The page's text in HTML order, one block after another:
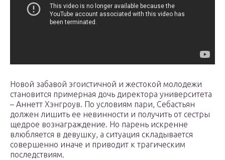
Новой забавой эгоистичной и жестокой молодежи
становится примерная дочь директора университета
– Аннетт Хэнгроув. По условиям пари, Себастьян
должен лишить ее невинности и получить от сестры
щедрое вознаграждение. Но парень искренне
влюбляется в девушку, а ситуация складывается
совершенно иначе и приводит к трагическим
последствиям.